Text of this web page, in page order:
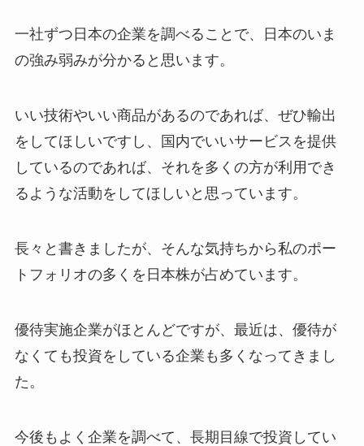
一社ずつ日本の企業を調べることで、日本のいま
の強み弱みが分かると思います。
いい技術やいい商品があるのであれば、ぜひ輸出
をしてほしいですし、国内でいいサービスを提供
しているのであれば、それを多くの方が利用でき
るような活動をしてほしいと思っています。
長々と書きましたが、そんな気持ちから私のポー
トフォリオの多くを日本株が占めています。
優待実施企業がほとんどですが、最近は、優待が
なくても投資をしている企業も多くなってきまし
た。
今後もよく企業を調べて、長期目線で投資してい